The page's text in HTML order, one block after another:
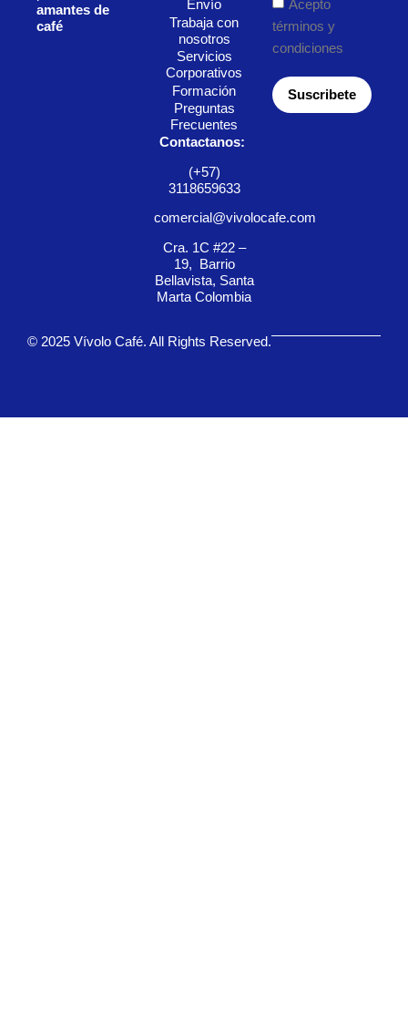
Acepto
términos y
condiciones
Suscribete
Envío
Trabaja con
nosotros
Servicios
Corporativos
Formación
Preguntas
Frecuentes
Contactanos:
(+57)
3118659633
comercial@vivolocafe.com
Cra. 1C #22 –
19, Barrio
Bellavista, Santa
Marta Colombia
amantes de
café
© 2025 Vívolo Café. All Rights Reserved.